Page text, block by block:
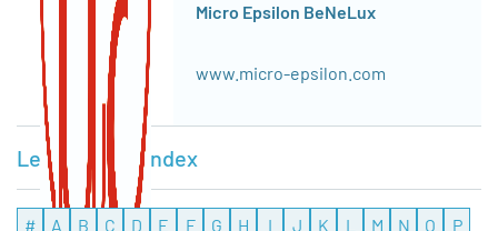
Micro Epsilon BeNeLux
www.micro-epsilon.com
Leveranciersindex
# A B C D E F G H I J K L M N O
P